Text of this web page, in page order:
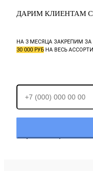
ДАРИМ КЛИЕНТАМ
НА 3 МЕСЯЦА ЗАКРЕПИМ
30 000 РУБ НА ВЕСЬ
Отправляя заявку, Вы